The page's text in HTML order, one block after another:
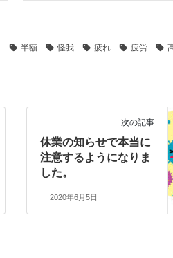
半額 怪我 疲れ 疲労
次の記事
休業の知らせで本当に
注意するようになりま
した。
2020年6月5日